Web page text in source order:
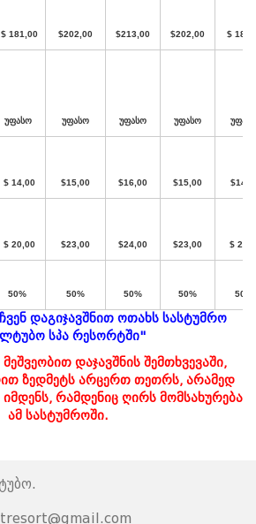
ეს ფასები მოქმედია მხოლოდ7და
7.01.2026
31.05.2026
1.06.2026
30.06.2026
დღეში
დაგიჯავშნით ოთახს სასტუმრო
სპა რესორტში"
მეშვეობით დაჯავშნის შემთხვევაში,
ზედმეტს არცერთ თეთრს, არამედ
რამდენიც ღირს მომსახურება
ამ სასტუმროში.